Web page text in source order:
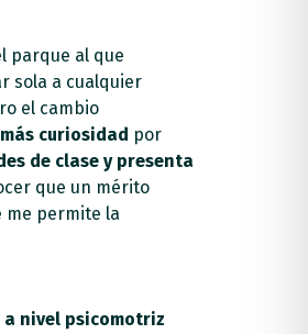
parque al que
sola a cualquier
el cambio
curiosidad por
de clase y presenta
que un mérito
me permite la
nivel psicomotriz